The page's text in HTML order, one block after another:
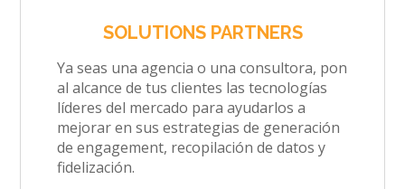
SOLUTIONS PARTNERS
Ya seas una agencia o una consultora, pon
al alcance de tus clientes las tecnologías
líderes del mercado para ayudarlos a
mejorar en sus estrategias de generación
de engagement, recopilación de datos y
fidelización.